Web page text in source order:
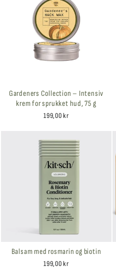
Gardeners Collection – Intensiv
krem for sprukket hud, 75 g
199,00 kr
Balsam med rosmarin og biotin
199,00 kr